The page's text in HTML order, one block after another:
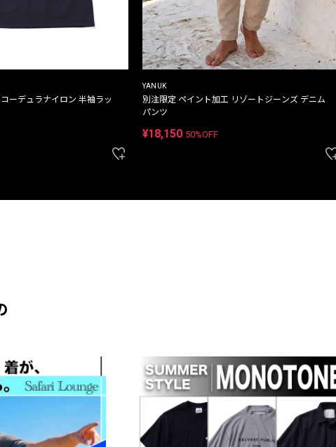
ーデュラナイロン 半袖ラッ
YANUK
別注限定 ペイント加工 リゾートジーンズ デニム
パンツ
¥18,150 50%OFF